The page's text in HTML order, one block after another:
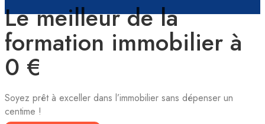
Le meilleur de la
formation immobilier à
0 €
Soyez prêt à exceller dans l’immobilier sans dépenser un
centime !